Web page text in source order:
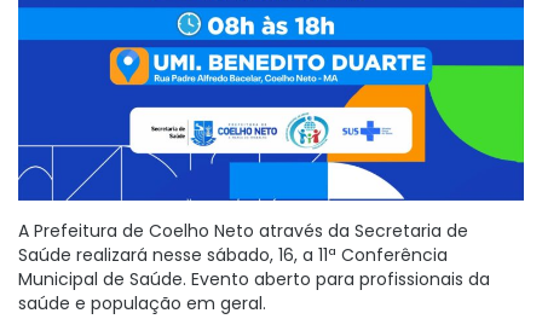
A Prefeitura de Coelho Neto através da Secretaria de
Saúde realizará nesse sábado, 16, a 11ª Conferência
Municipal de Saúde. Evento aberto para profissionais da
saúde e população em geral.